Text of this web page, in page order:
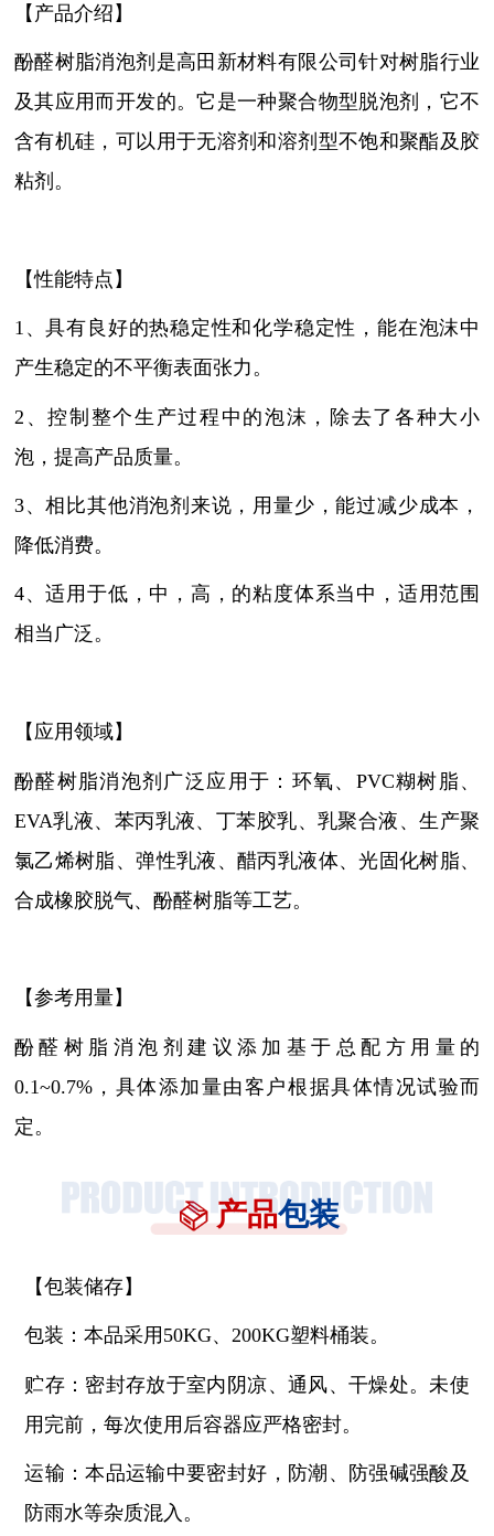
【产品介绍】
酚醛树脂消泡剂是高田新材料有限公司针对树脂行业
及其应用而开发的。它 是一种聚合物型脱泡剂，它不
含有机硅，可以用于无溶剂和溶剂型不饱和聚酯及胶
粘剂 。
【性能特点】
1、具有良好的热稳定性和化学稳定性，能在泡沫中
产生稳定的不平衡表面张力。
2、控制整个生产过程中的泡沫，除去了各种大小
泡，提高产品质量。
3、相比其他消泡剂来说，用量少，能过减少成本，
降低消费。
4、适用于低，中，高，的粘度体系当中，适用范围
相当广泛。
【应用领域】
酚醛树脂消泡剂广泛应用于：环氧、 PVC糊树脂、
EVA乳液、苯丙乳液、丁苯胶乳、乳聚合液、生产聚
氯乙烯树脂、弹性乳液、醋丙乳液体、光固化树脂、
合成橡胶脱气、酚醛树脂等工艺。
【参考用量】
酚醛树脂消泡剂建议添加基于总配方用量的
0.1~0.7%，具体添加量由客户根据具体情况试验而
定。
产品包装
【包装储存】
包装：本品采用 50KG、200KG塑料桶装。
贮存：密封存放于室内阴凉、通风、干燥处。未使
用完前，每次使用后容器应严格密封。
运输：本品运输中要密封好，防潮、防强碱强酸及
防雨水等杂质混入。